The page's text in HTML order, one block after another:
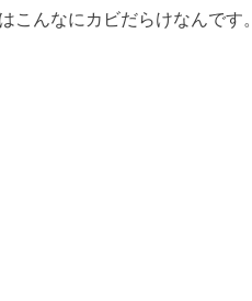
こんなにカビだらけなんです。